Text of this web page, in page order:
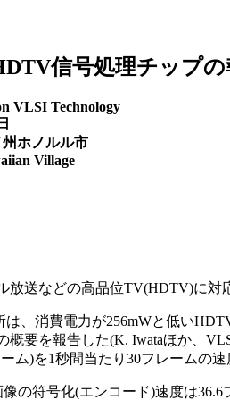
信号処理チップ
VLSI Technology
ホノルル市
Village
放送などの高品位TV(HDTV)に対
、消費電力が256mWと低い
要を報告した(K. Iwataほか、
ム)を1秒間当たり30フレームの速
の符号化(エンコード)速度は36.6